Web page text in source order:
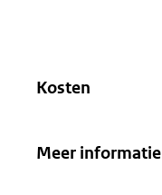
Kosten
Meer informatie